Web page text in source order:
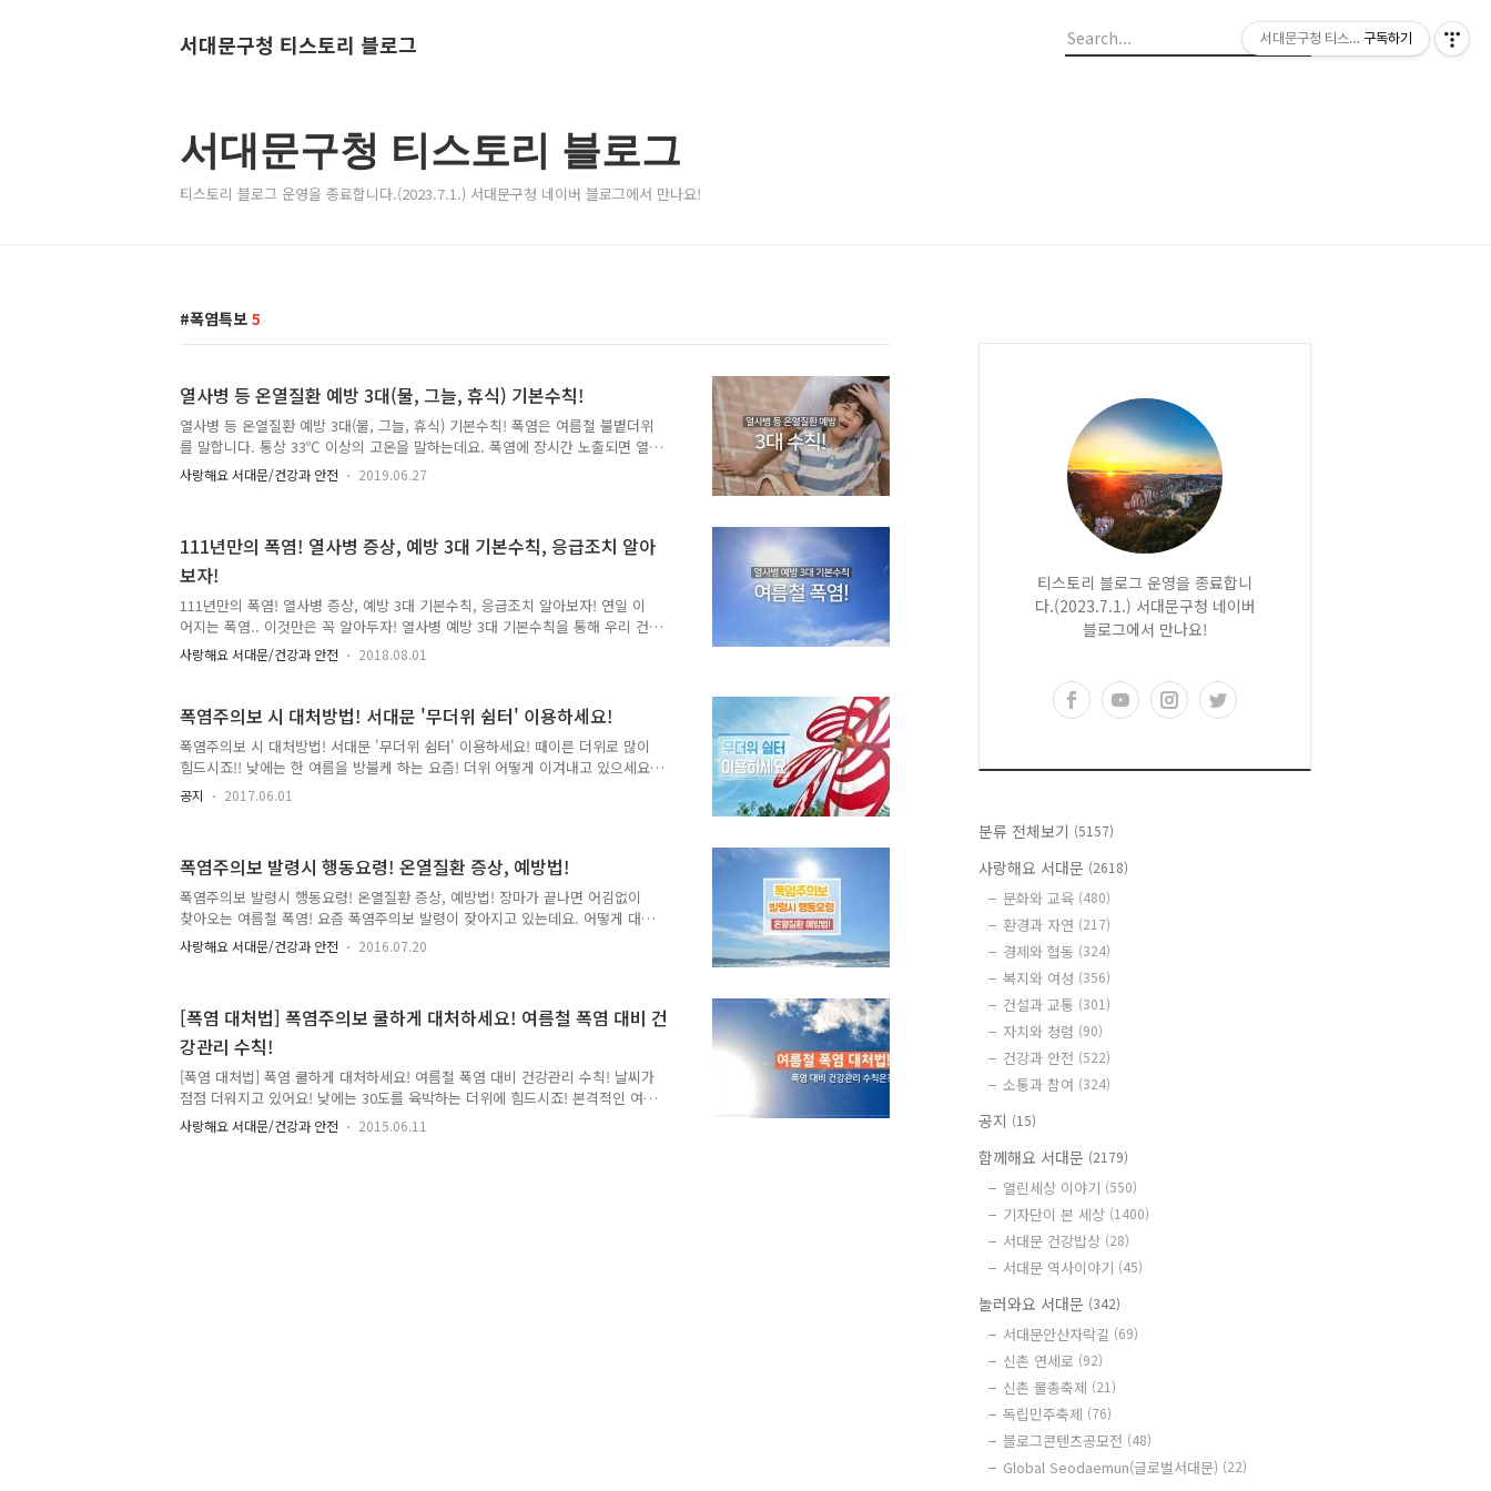
서대문구청 티스토리 블로그
서대문구청 티스토리 블로그
티스토리 블로그 운영을 종료합니다.(2023.7.1.) 서대문구청 네이버 블로그에서 만나요!
폭염특보 5
열사병 등 온열질환 예방 3대(물, 그늘, 휴식) 기본수칙!
열사병 등 온열질환 예방 3대(물, 그늘, 휴식) 기본수칙! 폭염은 여름철 불볕더위
를 말합니다. 통상 33℃ 이상의 고온을 말하는데요. 폭염에 장시간 노출되면 열
사병, 열탈진, 열실신 등 온열질환에 걸릴 수 있습니다. 신속한 조치를 하지 않을
경우 사망에 이를 수 있습니다. 열사병 예방을 위한 3대 기본수칙! TONG지기와
세요. ○ 그늘 - 노동자가 알하는 장소에서 가까운 곳에 그늘진 장소를 마련하세
요. - 그늘막이나 차양막은 햇볕을 완전 차단할 수 있는 재질을 선택하세요. - 시
원한 바람이 통할 수 있게 하세요. - 쉬고자 하는 노동자를 ..
사랑해요 서대문/건강과 안전 2019.06.27
111년만의 폭염! 열사병 증상, 예방 3대 기본수칙, 응급조치 알아
보자!
111년만의 폭염! 열사병 증상, 예방 3대 기본수칙, 응급조치 알아보자! 연일 이
어지는 폭염.. 이것만은 꼭 알아두자! 열사병 예방 3대 기본수칙을 통해 우리 건
강을 지켜주세요~ 그럼 폭염이란 무엇일까요?? 여름철 불볕더위를 말하며 통상
33℃ 이상의 고온을 말합니다. 기상청 폭염특보 발령기준 ○ 폭염주의보 : 최고기
기온이 35℃ 이상인 상태가 2일 이상 지속될 것으로 예상될 때 폭염에 장시간 노
출되면 열사병, 열탈진, 열실신 등 온열환자에 거릴 수 있으며 신속한 조치를 하
지 않을 경우 사망에 이를 수 있습니다. 초기 증상으로는 어지럼증, 발열, 구토,
근육경련, 발열 등이 있습니다. 물, 그늘, 휴식! 열사병 예방을 위..
사랑해요 서대문/건강과 안전 2018.08.01
폭염주의보 시 대처방법! 서대문 '무더위 쉼터' 이용하세요!
폭염주의보 시 대처방법! 서대문 '무더위 쉼터' 이용하세요! 때이른 더위로 많이
힘드시죠!! 낮에는 한 여름을 방불케 하는 요즘! 더위 어떻게 이겨내고 있으세요
~? tong지기와 함께 여름을 이겨낼 수 있는 건강수칙, 무더위 쉼터에 대해 알아
봐요! 폭염특보 발령 기준 ● 폭염주의보 : 6~9월에 일최고 33℃ 이상인 상태가 2
칙 ① 식사는 가볍게 하고, 충분한 양의 물을 섭취합니다. - 뜨거운 음식과 과식
을 피하고, 규칙적으로 물을 섭취 - 운동 할 경우 매시간 2~4잔의 시원한 물을 섭
취 - 수분섭취를 제한해야하는 질병을 가진 경우 주치의..
공지 2017.06.01
폭염주의보 발령시 행동요령! 온열질환 증상, 예방법!
폭염주의보 발령시 행동요령! 온열질환 증상, 예방법! 장마가 끝나면 어김없이
찾아오는 여름철 폭염! 요즘 폭염주의보 발령이 잦아지고 있는데요. 어떻게 대처
하고 계신가요? 무더운 날씨에 활동을 하다보면 건강을 해칠 수 있답니다. tong
지기와 함께 폭염주의보 발령시 행동요령에 대해 알아볼까요~ 집중!! :: 폭염이
의보를, 일최고기온이 35℃ 이상인 상태가 2일 이상 지속될 것으로 예상될 때 경
보를 발령합니다. :: 폭염주의보 발령시 행동요령 ▶ 여름철에는 수시로 기상정보
를 확인해 폭염특보 및 기온, 예보 등을 확인해두는게 좋아요! ▶ 폭염특보가 내
려지..
사랑해요 서대문/건강과 안전 2016.07.20
[폭염 대처법] 폭염주의보 쿨하게 대처하세요! 여름철 폭염 대비 건
강관리 수칙!
[폭염 대처법] 폭염 쿨하게 대처하세요! 여름철 폭염 대비 건강관리 수칙! 날씨가
점점 더워지고 있어요! 낮에는 30도를 육박하는 더위에 힘드시죠! 본격적인 여름
이 시작되면 얼마나 더 더울까요..걱정만 하고있을 지기가 아니죠!! 여름철 폭염
대처법에 대해 알려드릴게요! 함께 더위를 이겨내볼까요!! 폭염주의보란 낮 기온
사랑해요 서대문/건강과 안전 2015.06.11
티스토리 블로그 운영을 종료합니
다.(2023.7.1.) 서대문구청 네이버
블로그에서 만나요!
분류 전체보기 (5157)
사랑해요 서대문 (2618)
문화와 교육 (480)
환경과 자연 (217)
경제와 협동 (324)
복지와 여성 (356)
건설과 교통 (301)
자치와 청렴 (90)
건강과 안전 (522)
소통과 참여 (324)
공지 (15)
함께해요 서대문 (2179)
열린세상 이야기 (550)
기자단이 본 세상 (1400)
서대문 건강밥상 (28)
서대문 역사이야기 (45)
놀러와요 서대문 (342)
서대문안산자락길 (69)
신촌 연세로 (92)
신촌 물총축제 (21)
독립민주축제 (76)
블로그콘텐츠공모전 (48)
Global Seodaemun(글로벌서대문) (22)
서대문구청 티스토리 블로그
구독하기